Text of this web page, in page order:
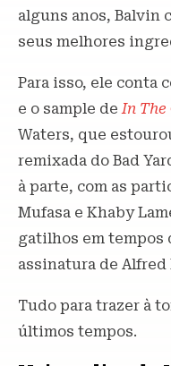
alguns anos, Balvin
seus melhores
Para isso, ele conta
e o sample de In The
Waters, que
remixada do Bad
à parte, com as
Mufasa e Khaby
gatilhos em tempos
assinatura de Alfred
Tudo para trazer à
últimos tempos.